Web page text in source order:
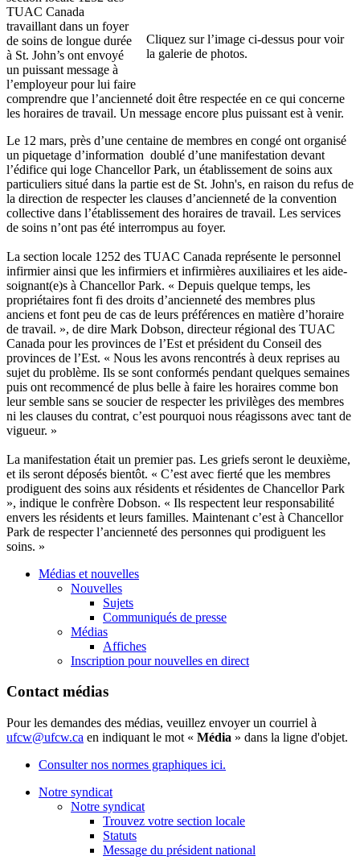
Cliquez sur l’image ci-dessus pour voir
la galerie de photos.
TUAC Canada
travaillant dans un foyer
de soins de longue durée
à St. John’s ont envoyé
un puissant message à
l’employeur pour lui faire
comprendre que l’ancienneté doit être respectée en ce qui concerne
les horaires de travail. Un message encore plus puissant est à venir.
Le 12 mars, près d’une centaine de membres en congé ont organisé
un piquetage d’information doublé d’une manifestation devant
l’édifice qui loge Chancellor Park, un établissement de soins aux
particuliers situé dans la partie est de St. John's, en raison du refus de
la direction de respecter les clauses d’ancienneté de la convention
collective dans l’établissement des horaires de travail. Les services
de soins n’ont pas été interrompus au foyer.
La section locale 1252 des TUAC Canada représente le personnel
infirmier ainsi que les infirmiers et infirmières auxiliaires et les aide-
soignant(e)s à Chancellor Park. « Depuis quelque temps, les
propriétaires font fi des droits d’ancienneté des membres plus
anciens et font peu de cas de leurs préférences en matière d’horaire
de travail. », de dire Mark Dobson, directeur régional des TUAC
Canada pour les provinces de l’Est et président du Conseil des
provinces de l’Est. « Nous les avons rencontrés à deux reprises au
sujet du problème. Ils se sont conformés pendant quelques semaines
puis ont recommencé de plus belle à faire les horaires comme bon
leur semble sans se soucier de respecter les privilèges des membres
ni les clauses du contrat, c’est pourquoi nous réagissons avec tant de
vigueur. »
La manifestation était un premier pas. Les griefs seront le deuxième,
et ils seront déposés bientôt. « C’est avec fierté que les membres
prodiguent des soins aux résidents et résidentes de Chancellor Park
», indique le confrère Dobson. « Ils respectent leur responsabilité
envers les résidents et leurs familles. Maintenant c’est à Chancellor
Park de respecter l’ancienneté des personnes qui prodiguent les
soins. »
Médias et nouvelles
Nouvelles
Sujets
Communiqués de presse
Médias
Affiches
Inscription pour nouvelles en direct
Contact médias
Pour les demandes des médias, veuillez envoyer un courriel à
ufcw@ufcw.ca en indiquant le mot « Média » dans la ligne d'objet.
Consulter nos normes graphiques ici.
Notre syndicat
Notre syndicat
Trouvez votre section locale
Statuts
Message du président national